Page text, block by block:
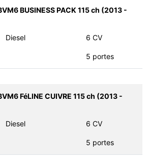
BUSINESS PACK 115 ch (2013 -
Diesel 6 CV
5 portes
FéLINE CUIVRE 115 ch (2013 -
Diesel 6 CV
5 portes